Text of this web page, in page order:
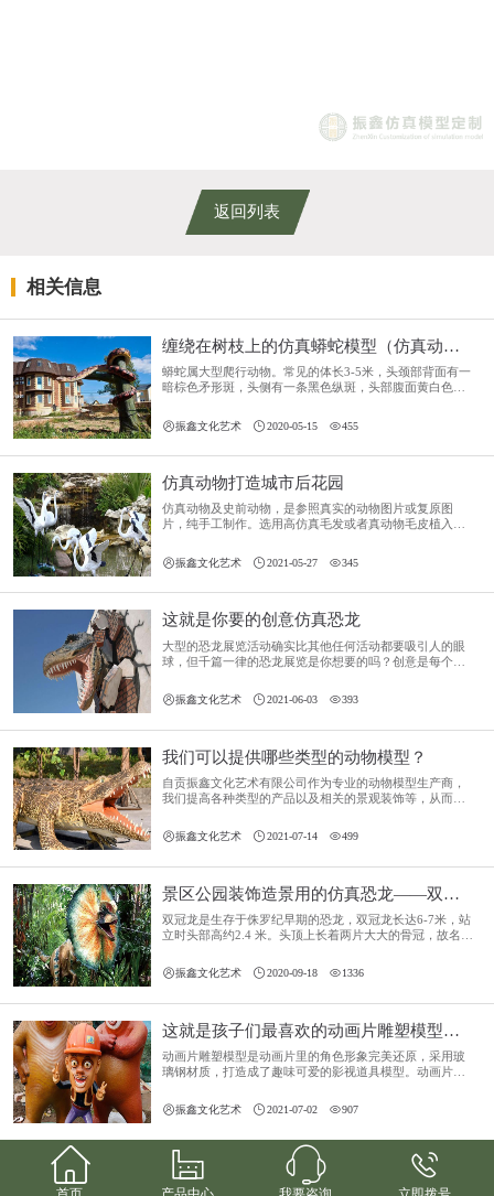
返回列表
相关信息
缠绕在树枝上的仿真蟒蛇模型（仿真动物）
蟒蛇属大型爬行动物。常见的体长3-5米，头颈部背面有一
暗棕色矛形斑，头侧有一条黑色纵斑，头部腹面黄白色，
云豹状斑纹。
振鑫文化艺术 2020-05-15 455
仿真动物打造城市后花园
仿真动物及史前动物，是参照真实的动物图片或复原图
片，纯手工制作。选用高仿真毛发或者真动物毛皮植入皮
物。制作出来的仿真动物生动逼真，细节可圈可点，几乎
以假乱真的地步。
振鑫文化艺术 2021-05-27 345
这就是你要的创意仿真恐龙
大型的恐龙展览活动确实比其他任何活动都要吸引人的眼
球，但千篇一律的恐龙展览是你想要的吗？创意是每个商
式来满足人们的精神文化需求才是硬道理。所以，主要通
过展览创意性的仿真恐龙和不同的设计来丰富景观和美化
家简单介绍一下我们推出的最新创意仿真恐龙。
振鑫文化艺术 2021-06-03 393
我们可以提供哪些类型的动物模型？
自贡振鑫文化艺术有限公司作为专业的动物模型生产商，
我们提高各种类型的产品以及相关的景观装饰等，从而满
可以提供哪些类型的动物模型呢？
振鑫文化艺术 2021-07-14 499
景区公园装饰造景用的仿真恐龙——双冠龙
双冠龙是生存于侏罗纪早期的恐龙，双冠龙长达6-7米，站
立时头部高约2.4 米。头顶上长着两片大大的骨冠，故名双
振鑫文化艺术 2020-09-18 1336
这就是孩子们最喜欢的动画片雕塑模型——影视道具模型
动画片雕塑模型是动画片里的角色形象完美还原，采用玻
璃钢材质，打造成了趣味可爱的影视道具模型。动画片雕
用寿命长等诸多优点，并不惧日晒雨淋，户外或者室内都
可以摆放。
振鑫文化艺术 2021-07-02 907
   